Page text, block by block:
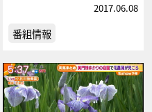
2017.06.08
番組情報